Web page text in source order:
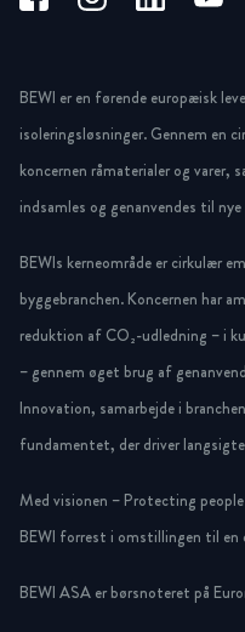
BEWI er en førende europæisk
isoleringsløsninger. Gennem en
koncernen råmaterialer og
indsamles og genanvendes til
BEWIs kerneområde er cirkulær
byggebranchen. Koncernen har
reduktion af CO₂-udledning – i
– gennem øget brug af
Innovation, samarbejde i
fundamentet, der driver
Med visionen – Protecting
BEWI forrest i omstillingen til en
BEWI ASA er børsnoteret på